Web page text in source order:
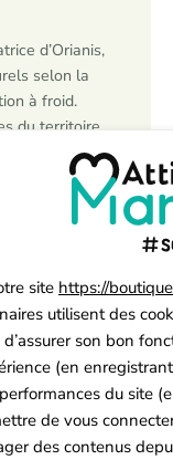
d’Orianis,
selon la
à froid.
du territoire
elle
:
de la
qui
leurs
fraîcheur des
site https://
utilisent des
son bon
(en
du site
de vous
des contenus